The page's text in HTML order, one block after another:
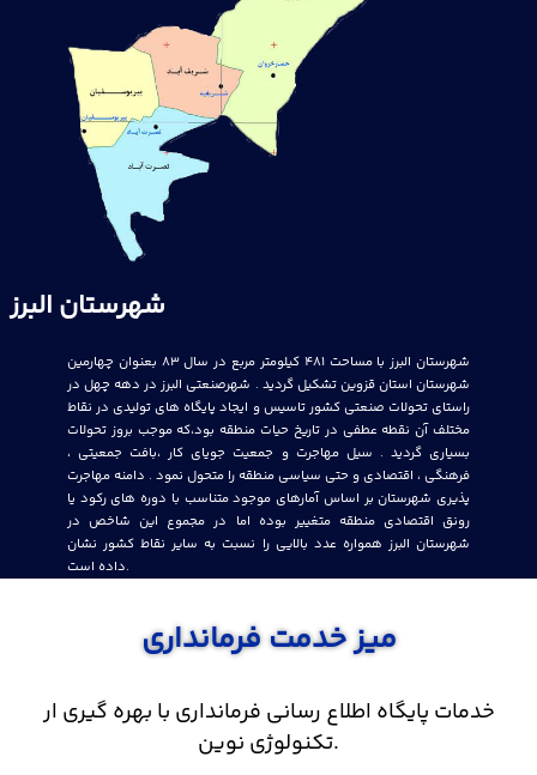
شهرستان البرز
شهرستان البرز با مساحت 481 کیلومتر مربع در سال 83 بعنوان چهارمین
شهرستان استان قزوین تشکیل گردید . شهرصنعتی البرز در دهه چهل در
راستای تحولات صنعتی کشور تاسیس و ایجاد پایگاه های تولیدی در نقاط
مختلف آن نقطه عطفی در تاریخ حیات منطقه بود،که موجب بروز تحولات
بسیاری گردید . سیل مهاجرت و جمعیت جویای کار ،بافت جمعیتی ،
فرهنگی ، اقتصادی و حتی سیاسی منطقه را متحول نمود . دامنه مهاجرت
پذیری شهرستان بر اساس آمارهای موجود متناسب با دوره های رکود یا
رونق اقتصادی منطقه متغییر بوده اما در مجموع این شاخص در
شهرستان البرز همواره عدد بالایی را نسبت به سایر نقاط کشور نشان
داده است.
میز خدمت فرمانداری
خدمات پایگاه اطلاع رسانی فرمانداری با بهره گیری ار
تکنولوژی نوین.